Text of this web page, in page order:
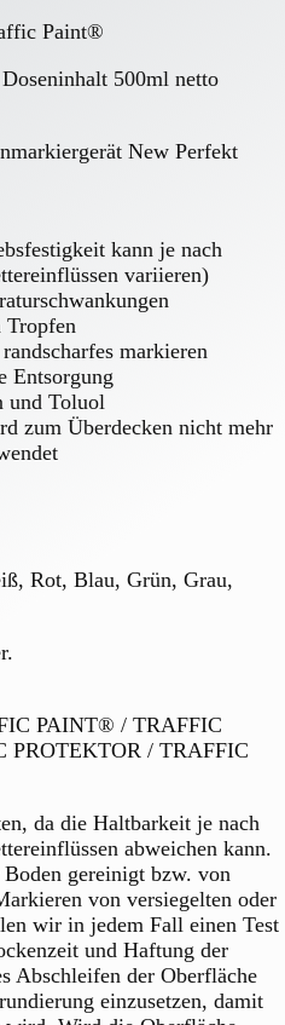
Paint®
500ml netto
New Perfekt
kann je nach
variieren)
Tropfen
markieren
Entsorgung
und Toluol
zum Überdecken nicht mehr
Rot, Blau, Grün, Grau,
PAINT® / TRAFFIC
/ TRAFFIC
da die Haltbarkeit je nach
abweichen kann.
gereinigt bzw. von
von versiegelten oder
wir in jedem Fall einen Test
und Haftung der
Abschleifen der Oberfläche
einzusetzen, damit